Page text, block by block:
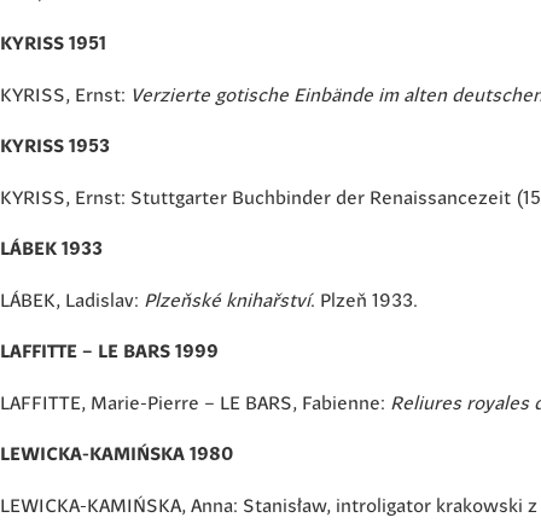
KYRISS 1951
KYRISS, Ernst: Verzierte gotische Einbände im alten
KYRISS 1953
KYRISS, Ernst: Stuttgarter Buchbinder der Renaissancezeit
LÁBEK 1933
LÁBEK, Ladislav: Plzeňské knihařství. Plzeň 1933.
LAFFITTE – LE BARS 1999
LAFFITTE, Marie-Pierre – LE BARS, Fabienne: Reliures royales
LEWICKA-KAMIŃSKA 1980
LEWICKA-KAMIŃSKA, Anna: Stanisław, introligator krakowski